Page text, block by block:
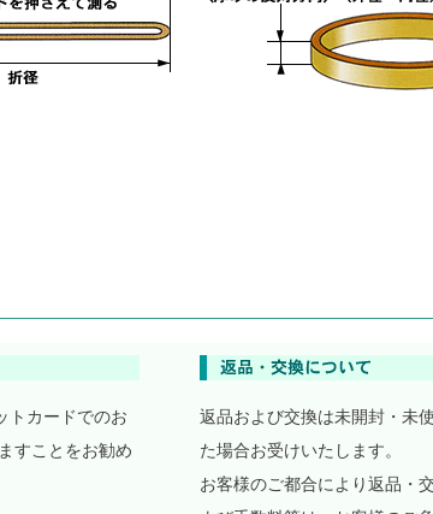
トカードでのお
すことをお勧め
返品および交換は未開封・未
た場合お受けいたします。
お客様のご都合により返品・